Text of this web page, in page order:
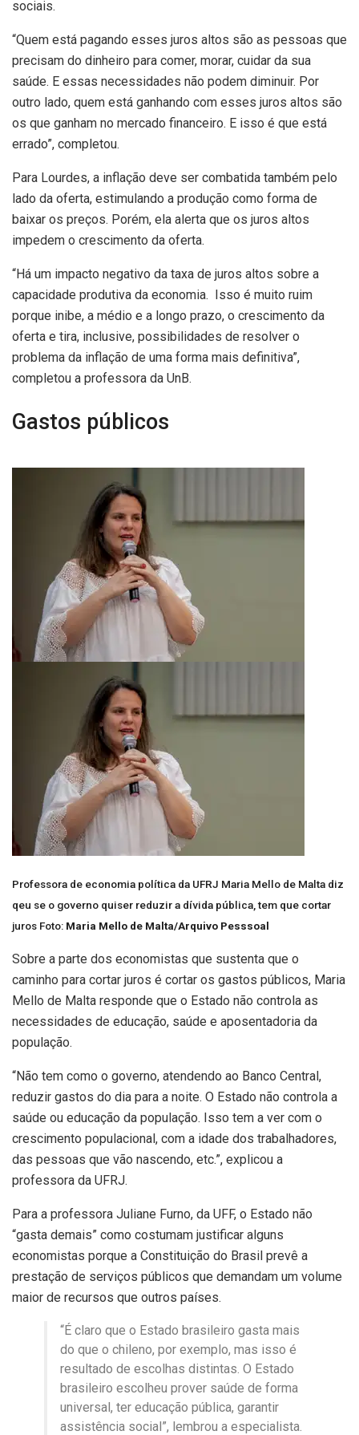
sociais.
“Quem está pagando esses juros altos são as pessoas que
precisam do dinheiro para comer, morar, cuidar da sua
saúde. E essas necessidades não podem diminuir. Por
outro lado, quem está ganhando com esses juros altos são
os que ganham no mercado financeiro. E isso é que está
errado”, completou.
Para Lourdes, a inflação deve ser combatida também pelo
lado da oferta, estimulando a produção como forma de
baixar os preços. Porém, ela alerta que os juros altos
impedem o crescimento da oferta.
“Há um impacto negativo da taxa de juros altos sobre a
capacidade produtiva da economia. Isso é muito ruim
porque inibe, a médio e a longo prazo, o crescimento da
oferta e tira, inclusive, possibilidades de resolver o
problema da inflação de uma forma mais definitiva”,
completou a professora da UnB.
Gastos públicos
Professora de economia política da UFRJ Maria Mello de Malta diz
qeu se o governo quiser reduzir a dívida pública, tem que cortar
juros Foto: Maria Mello de Malta/Arquivo Pesssoal
Sobre a parte dos economistas que sustenta que o
caminho para cortar juros é cortar os gastos públicos, Maria
Mello de Malta responde que o Estado não controla as
necessidades de educação, saúde e aposentadoria da
população.
“Não tem como o governo, atendendo ao Banco Central,
reduzir gastos do dia para a noite. O Estado não controla a
saúde ou educação da população. Isso tem a ver com o
crescimento populacional, com a idade dos trabalhadores,
das pessoas que vão nascendo, etc.”, explicou a
professora da UFRJ.
Para a professora Juliane Furno, da UFF, o Estado não
“gasta demais” como costumam justificar alguns
economistas porque a Constituição do Brasil prevê a
prestação de serviços públicos que demandam um volume
maior de recursos que outros países.
“É claro que o Estado brasileiro gasta mais
do que o chileno, por exemplo, mas isso é
resultado de escolhas distintas. O Estado
brasileiro escolheu prover saúde de forma
universal, ter educação pública, garantir
assistência social”, lembrou a especialista.